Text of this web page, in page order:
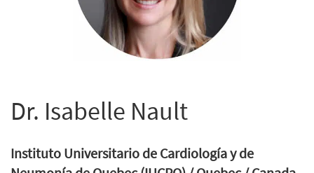
Dr. Isabelle Nault
Instituto Universitario de Cardiología y de